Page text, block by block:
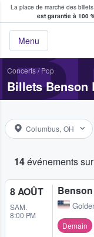
La place de marché des
est garantie à 100
Menu
fans
Concerts/Pop
Billets Benson
Columbus, OH
14événements
8 AOÛT
SAM.
8:00 PM
Demain